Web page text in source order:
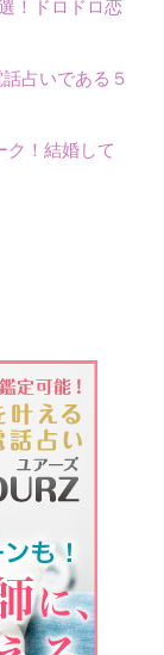
！ドロドロ恋
占いである５
ク！結婚して